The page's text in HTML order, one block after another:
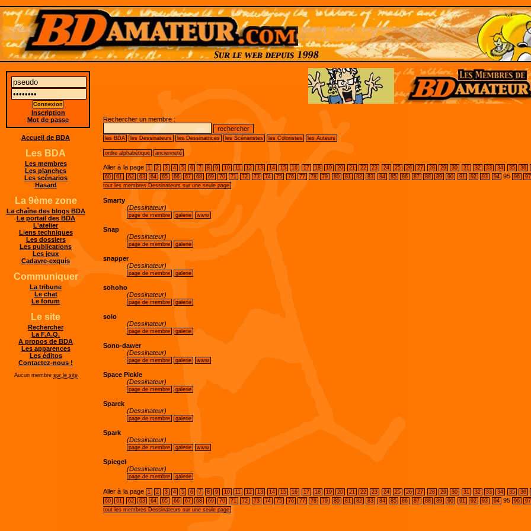
Rechercher un membre :
les BDA les Dessinateurs les Dessinatrices les Scénaristes les Coloristes les Auteurs
ordre alphabétique ancienneté
Aller à la page 1 2 3 4 5 6 7 8 9 10 11 12 13 14 15 16 17 18 19 20 21 22 23 24 25 26 27 28 29 30 31 32 33 34 35 36
60
61 62 63 64 65 66 67 68 69 70 71 72 73 74 75 76 77 78 79 80 81 82 83 84 85 86 87 88 89 90 91 92 93 94 95 96 97
tout les membres Dessinateurs sur une seule page
Smarty
(Dessinateur)
page de membre galerie www
Snap
(Dessinateur)
page de membre galerie
snapper
(Dessinateur)
page de membre galerie
sohoho
(Dessinateur)
page de membre galerie
solo
(Dessinateur)
page de membre galerie
Sono-dawer
(Dessinateur)
page de membre galerie www
Space Pickle
(Dessinateur)
page de membre galerie
Sparck
(Dessinateur)
page de membre galerie
Spark
(Dessinateur)
page de membre galerie www
Spiegel
(Dessinateur)
page de membre galerie
Aller à la page 1 2 3 4 5 6 7 8 9 10 11 12 13 14 15 16 17 18 19 20 21 22 23 24 25 26 27 28 29 30 31 32 33 34 35 36
60
61 62 63 64 65 66 67 68 69 70 71 72 73 74 75 76 77 78 79 80 81 82 83 84 85 86 87 88 89 90 91 92 93 94 95 96 97
tout les membres Dessinateurs sur une seule page
Inscription
Mot de passe
Accueil de BDA
Les BDA
Les membres
Les planches
Les scénarios
Hasard
La 9ème zone
La chaîne des blogs BDA
Le portail des BDA
L'atelier
Liens techniques
Les dossiers
Les publications
Les jeux
Cadavre-exquis
Communiquer
La tribune
Le chat
Le forum
Le site
Rechercher
La F.A.Q.
A propos de BDA
Les apparences
Les éditos
Contactez-nous !
Aucun membre sur le site